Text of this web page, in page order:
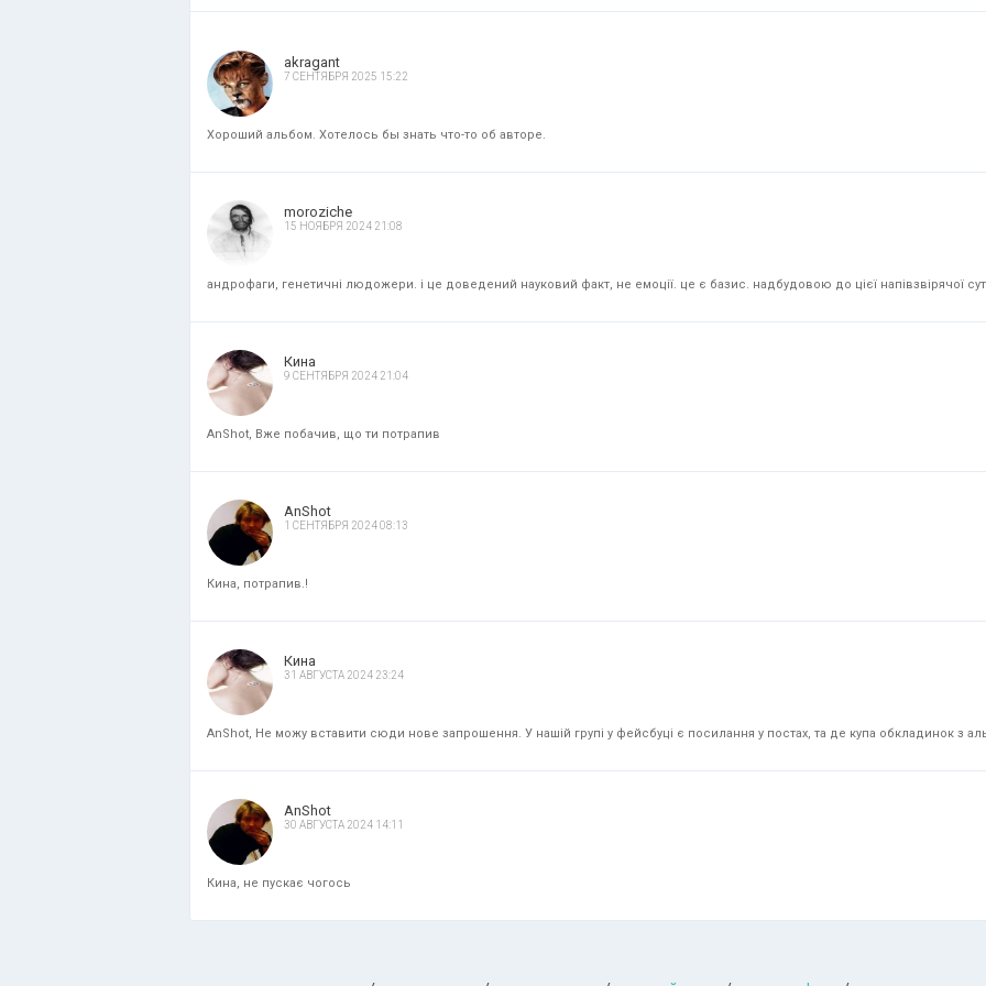
akragant
7 СЕНТЯБРЯ 2025 15:22
Хороший альбом. Хотелось бы знать что-то об авторе.
moroziche
15 НОЯБРЯ 2024 21:08
андрофаги, генетичні людожери. і це доведений науковий факт, не емоції. це є базис. надбудовою до цієї напівзвірячої
Кина
9 СЕНТЯБРЯ 2024 21:04
AnShot, Вже побачив, що ти потрапив
AnShot
1 СЕНТЯБРЯ 2024 08:13
Кина, потрапив.!
Кина
31 АВГУСТА 2024 23:24
AnShot, Не можу вставити сюди нове запрошення. У нашій групі у фейсбуці є посилання у постах, та де купа обкладинок з
AnShot
30 АВГУСТА 2024 14:11
Кина, не пускає чогось